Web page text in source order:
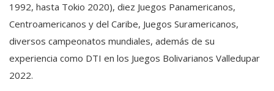
1992, hasta Tokio 2020), diez Juegos Panamericanos,
Centroamericanos y del Caribe, Juegos Suramericanos,
diversos campeonatos mundiales, además de su
experiencia como DTI en los Juegos Bolivarianos Valledupar
2022.